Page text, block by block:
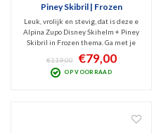
Piney Skibril | Frozen
Leuk, vrolijk en stevig, dat is deze e
Alpina Zupo Disney Skihelm + Piney
Skibril in Frozen thema. Ga met je
Disney-helden veilig het
sneeuwavontuur aan. De matchende
skibril maakt de set compleet en is
€119,00 €79,00
OP VOORRAAD